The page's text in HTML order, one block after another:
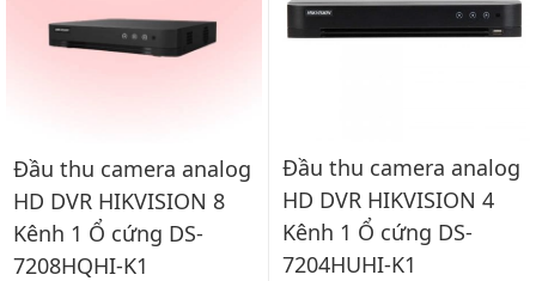
Đầu thu camera analog
HD DVR HIKVISION 8
Kênh 1 Ổ cứng DS-
7208HQHI-K1
Đầu thu camera analog
HD DVR HIKVISION 4
Kênh 1 Ổ cứng DS-
7204HUHI-K1